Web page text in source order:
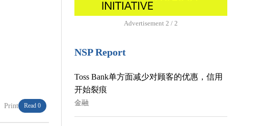
Print Read 0
Advertisement 1 / 2
NSP Report
Toss Bank单方面减少对顾客的优惠，信用
开始裂痕
金融